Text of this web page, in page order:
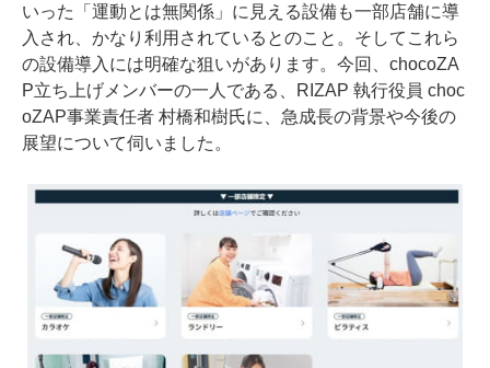
いった「運動とは無関係」に見える設備も一部店舗に導
入され、かなり利用されているとのこと。そしてこれら
の設備導入には明確な狙いがあります。今回、chocoZA
P立ち上げメンバーの一人である、RIZAP 執行役員 choc
oZAP事業責任者 村橋和樹氏に、急成長の背景や今後の
展望について伺いました。